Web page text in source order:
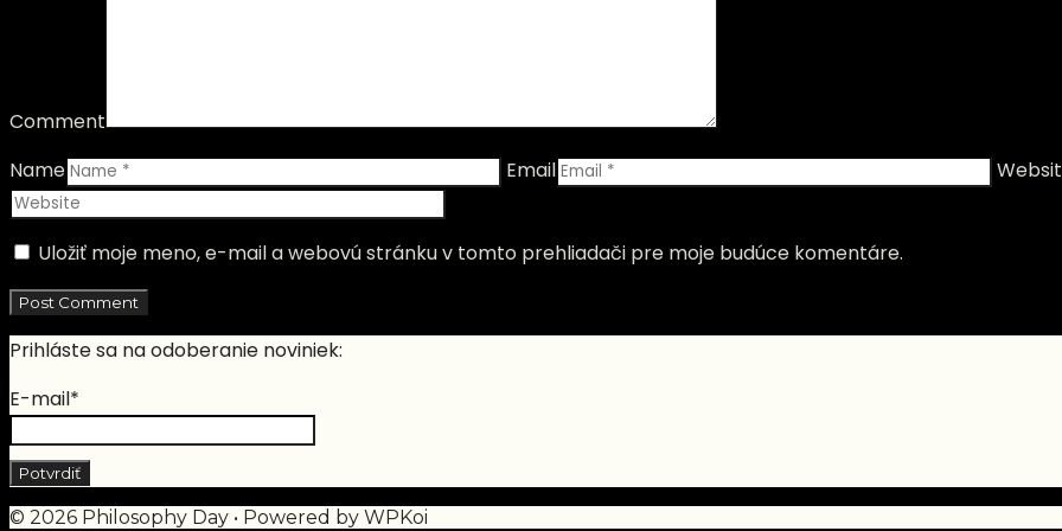
Comment
Name
Email
Uložiť moje meno, e-mail a webovú stránku v tomto prehliadači pre moje budúce komentáre.
Prihláste sa na odoberanie noviniek:
E-mail*
© 2026 Philosophy Day • Powered by WPKoi